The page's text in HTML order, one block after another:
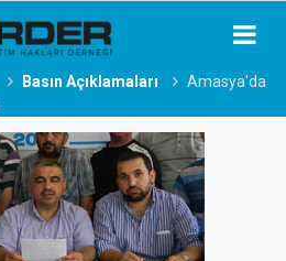
Basın Açıklamaları
Amasya'da